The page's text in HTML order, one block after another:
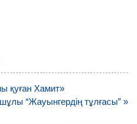
қуған Хамит»
“Жауынгердің тұлғасы” »